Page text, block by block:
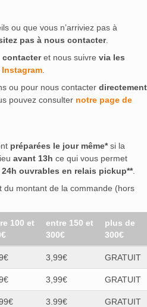
ou que vous n’arriviez pas à
pas à nous contacter.
contacteret nous suivre via les
Instagram
ou pour nous contacter directement
pouvez consulter notre page de
préparées le jour même*si la
avant 13h ce qui vous permet
ouvrables en relais pickup**.
du montant de la commande (hors
100 et
entre 150 et
300€
plus de
300€
3,99€ GRATUIT
3,99€ GRATUIT
3.99€ GRATUIT